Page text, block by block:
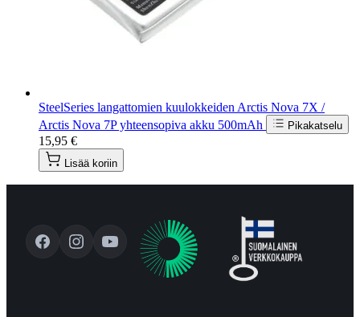
SteelSeries langattomien kuulokkeiden Arctis Nova 7X /
Arctis Nova 7P yhteensopiva akku 500mAh
Pikakatselu
15,95 €
Lisää koriin